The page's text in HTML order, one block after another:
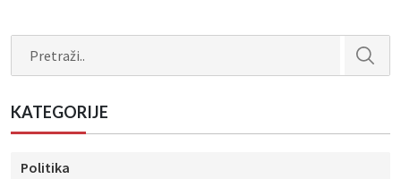
KATEGORIJE
Politika